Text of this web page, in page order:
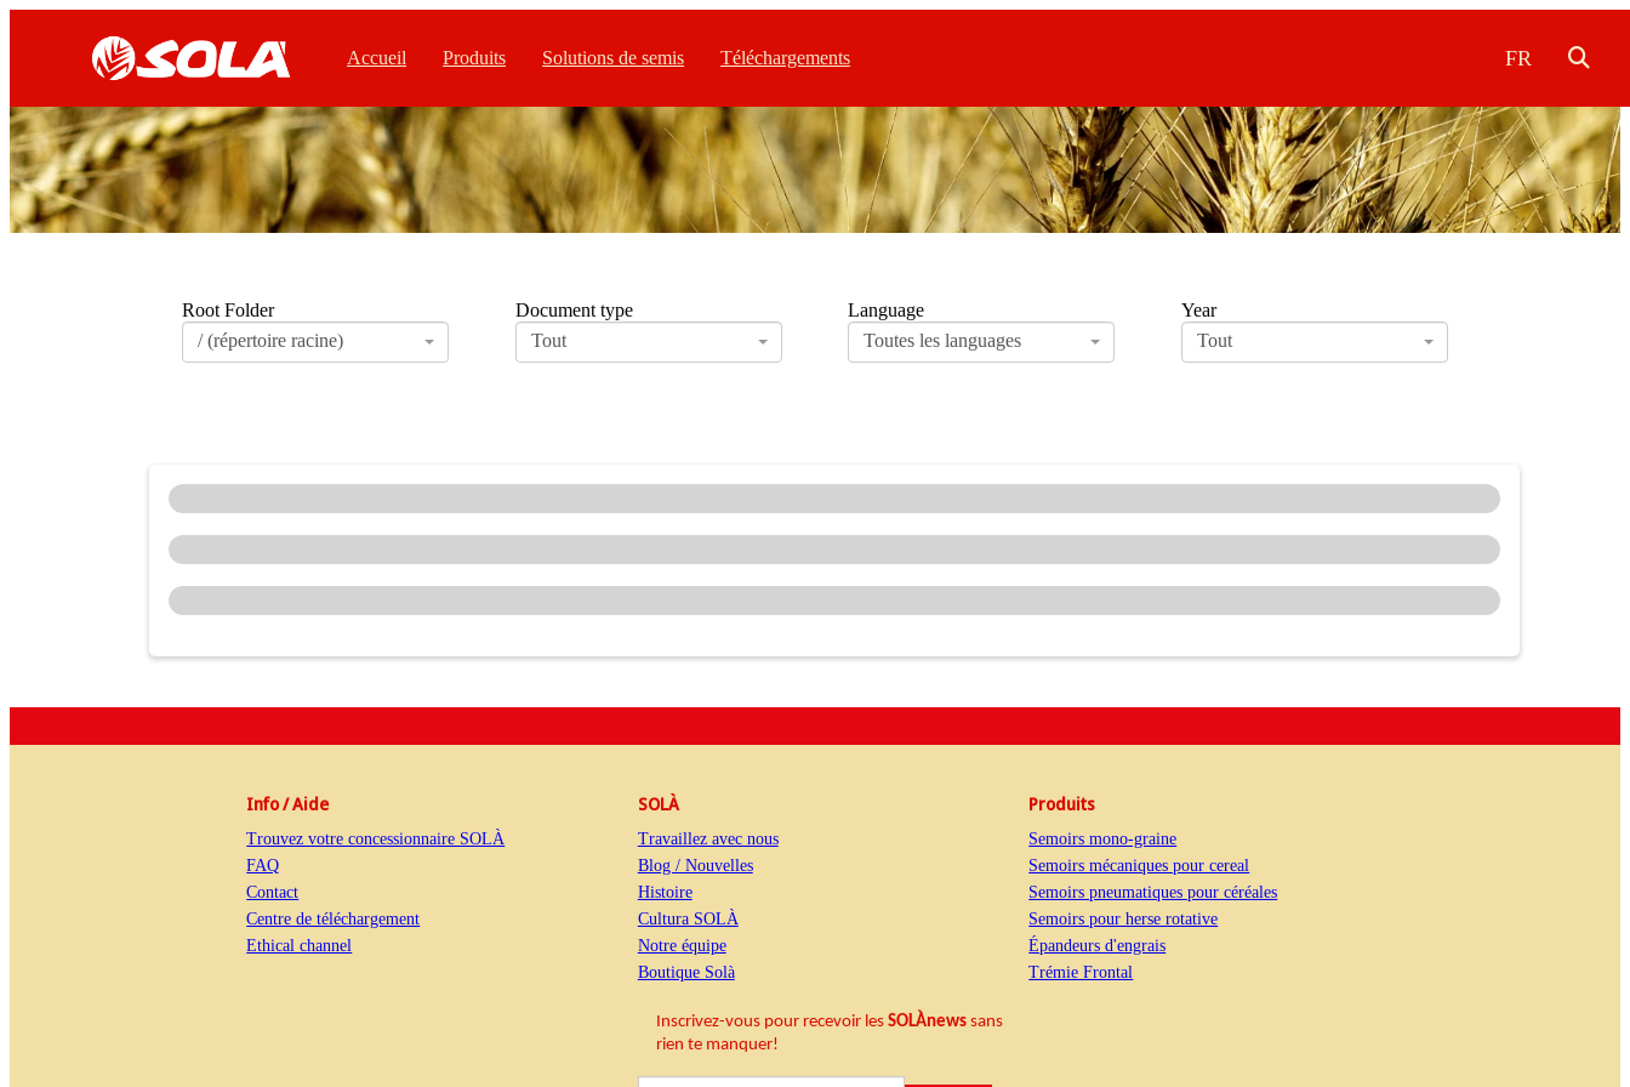
Accueil Produits Solutions de semis Téléchargements FR
Language
Toutes les languages
Root Folder
/ (répertoire racine)
Document type
Tout
Year
Tout
Info / Aide
Trouvez votre concessionnaire SOLÀ
FAQ
Contact
Centre de téléchargement
Ethical channel
SOLÀ
Travaillez avec nous
Blog / Nouvelles
Histoire
Cultura SOLÀ
Notre équipe
Boutique Solà
Produits
Semoirs mono-graine
Semoirs mécaniques pour cereal
Semoirs pneumatiques pour céréales
Semoirs pour herse rotative
Épandeurs d'engrais
Trémie Frontal
Inscrivez-vous pour recevoir les SOLÀnewssans
rien te manquer!